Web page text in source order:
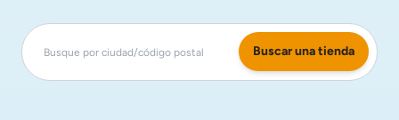
Buscar una tienda